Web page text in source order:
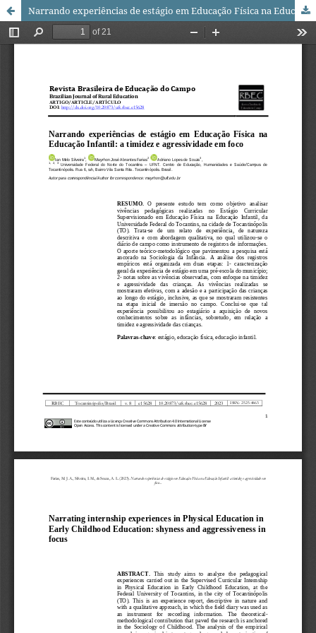
Narrando experiências de estágio em Educação Física na Educação Infantil: a timidez e agressividade em foco